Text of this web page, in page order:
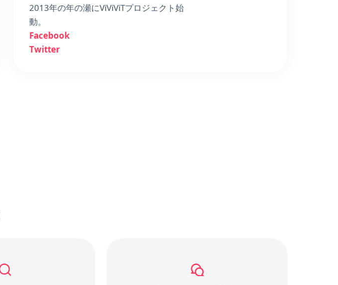
2013年の年の瀬にViViViTプロジェクト始
動。
Facebook
Twitter